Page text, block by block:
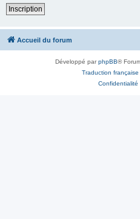
Inscription
Accueil du forum
Développé parphpBB®
Traduction française
Confidentialité